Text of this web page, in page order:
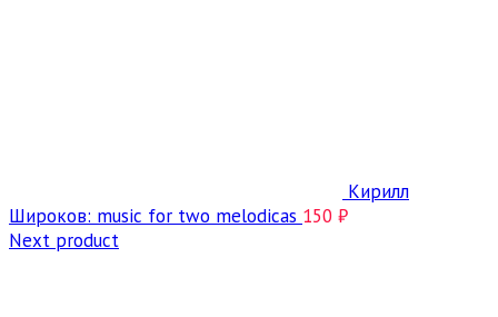
Кирилл
Широков: music for two melodicas 150 ₽
Next product